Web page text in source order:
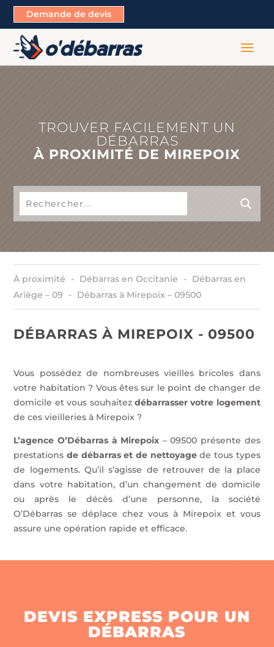
Demande de devis
TROUVER FACILEMENT UN
DÉBARRAS
À PROXIMITÉ DE MIREPOIX
À proximité Débarras en Occitanie
Débarras en
Ariège – 09
Débarras à Mirepoix – 09500
DÉBARRAS À MIREPOIX - 09500
Vous possédez de nombreuses vieilles bricoles dans
votre habitation ? Vous êtes sur le point de changer de
domicile et vous souhaitez débarrasser votre logement
de ces vieilleries à Mirepoix ?
L’agence O’Débarras à Mirepoix – 09500 présente des
prestationsde débarras et de nettoyagede tous types
de logements. Qu’il s’agisse de retrouver de la place
dans votre habitation, d’un changement de domicile
ou après le décès d’une personne, la société
O’Débarras se déplace chez vous à Mirepoix et vous
assure une opération rapide et efficace.
DEVIS EXPRESS POUR UN
DÉBARRAS